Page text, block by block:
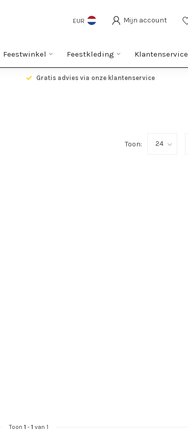
EUR Mijn account
Feestwinkel Feestkleding Klantenservice
Gratis advies via onze klantenservice
Toon:
Toon 1- 1van 1